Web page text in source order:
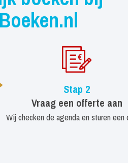
Stap 2
Vraag een offerte aan
Wij checken de agenda en sturen een